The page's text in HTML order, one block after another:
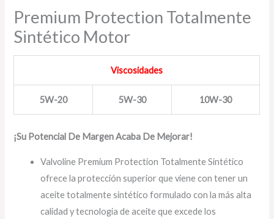
Premium Protection Totalmente
Sintético Motor
Viscosidades
5W-20 5W-30 10W-30
¡Su Potencial De Margen Acaba De Mejorar!
Valvoline Premium Protection Totalmente Sintético
ofrece la protección superior que viene con tener un
aceite totalmente sintético formulado con la más alta
calidad y tecnología de aceite que excede los